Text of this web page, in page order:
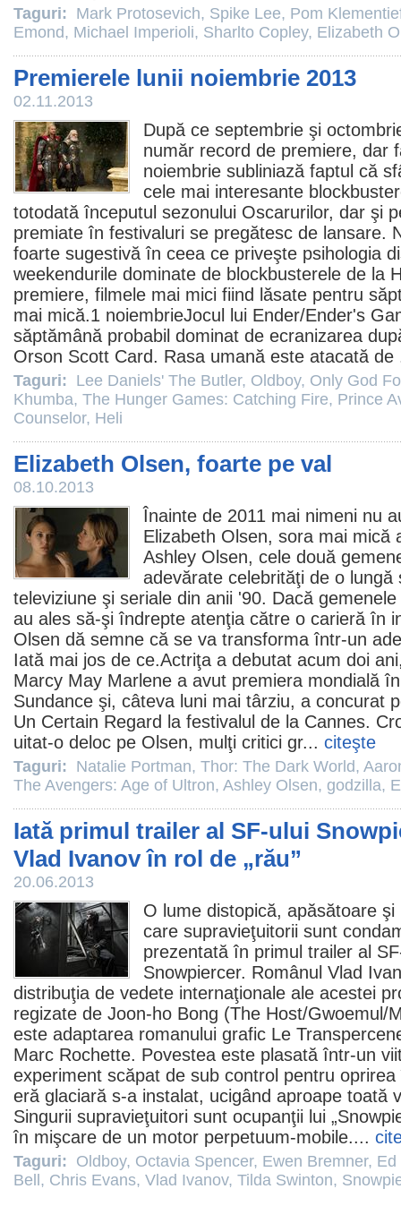
Taguri: Mark Protosevich, Spike Lee, Pom
Emond, Michael Imperioli, Sharlto Copley, Elizabeth
Premierele lunii noiembrie 2013
02.11.2013
După ce septembrie şi
număr record de premiere, dar
noiembrie subliniază faptul că
cele mai interesante
totodată începutul sezonului Oscarurilor, dar şi
premiate în festivaluri se pregătesc de lansare.
foarte sugestivă în ceea ce priveşte psihologia
weekendurile dominate de blockbusterele de la
premiere, filmele mai mici fiind lăsate pentru
mai mică.1 noiembrieJocul lui Ender/Ender's
săptămână probabil dominat de ecranizarea
Orson Scott Card. Rasa umană este atacată
Taguri: Lee Daniels' The Butler, Oldboy, Only God
Khumba, The Hunger Games: Catching Fire, Prince
Counselor, Heli
Elizabeth Olsen, foarte pe val
08.10.2013
Înainte de 2011 mai nimeni nu
Elizabeth Olsen, sora mai mică
Ashley Olsen, cele două
adevărate celebrităţi de o
televiziune şi seriale din anii '90. Dacă
au ales să-şi îndrepte atenţia către o carieră în
Olsen dă semne că se va transforma într-un
Iată mai jos de ce.Actriţa a debutat acum doi
Marcy May Marlene a avut premiera mondială
Sundance şi, câteva luni mai târziu, a concurat
Un Certain Regard la festivalul de la Cannes.
uitat-o deloc pe Olsen, mulţi critici gr... citeşte
Taguri: Natalie Portman, Thor: The Dark World,
The Avengers: Age of Ultron, Ashley Olsen, godzilla,
Iată primul trailer al SF-ului
Vlad Ivanov în rol de „rău”
20.06.2013
O lume distopică, apăsătoare
care supravieţuitorii sunt
prezentată în primul trailer al
Snowpiercer. Românul Vlad
distribuţia de vedete internaţionale ale acestei
regizate de Joon-ho Bong (The Host/Gwoemul/
este adaptarea romanului grafic Le
Marc Rochette. Povestea este plasată într-un
experiment scăpat de sub control pentru
eră glaciară s-a instalat, ucigând aproape toată
Singurii supravieţuitori sunt ocupanţii lui
în mişcare de un motor perpetuum-mobile....
Taguri: Oldboy, Octavia Spencer, Ewen Bremner, Ed
Bell , Chris Evans, Vlad Ivanov, Tilda Swinton,